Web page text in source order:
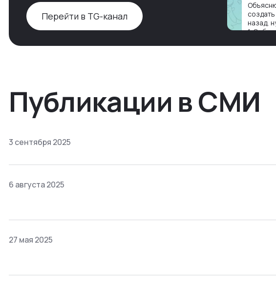
Перейти в TG-канал
назад,
1.
Публикации в СМИ
3 сентября 2025
6 августа 2025
27 мая 2025